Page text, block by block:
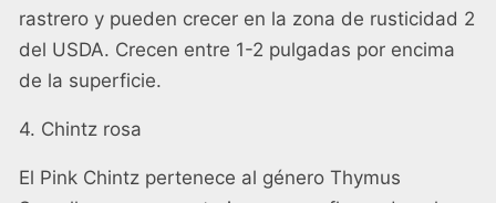
rastrero y pueden crecer en la zona de rusticidad 2
del USDA. Crecen entre 1-2 pulgadas por encima
de la superficie.
4. Chintz rosa
El Pink Chintz pertenece al género Thymus